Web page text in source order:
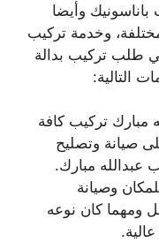
وأيضا
وخدمة تركيب
طلب تركيب بدالة
التالية:
مبارك تركيب كافة
صيانة وتصليح
عبدالله مبارك.
وصيانة
ومهما كان نوعه